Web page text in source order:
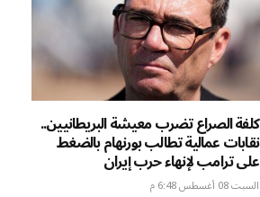
كلفة الصراع تضرب معيشة البريطانيين..
نقابات عمالية تطالب بورنهام بالضغط
على ترامب لإنهاء حرب إيران
السبت 08 أغسطس 6:48 م